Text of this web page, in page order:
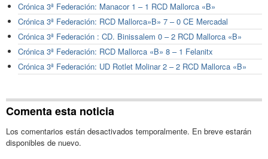
Crónica 3ª Federación: Manacor 1 – 1 RCD Mallorca «B»
Crónica 3ª Federación: RCD Mallorca»B» 7 – 0 CE Mercadal
Crónica 3ª Federación : CD. Binissalem 0 – 2 RCD Mallorca «B»
Crónica 3ª Federación: RCD Mallorca «B» 8 – 1 Felanitx
Crónica 3ª Federación: UD Rotlet Molinar 2 – 2 RCD Mallorca «B»
Comenta esta noticia
Los comentarios están desactivados temporalmente. En breve estarán
disponibles de nuevo.